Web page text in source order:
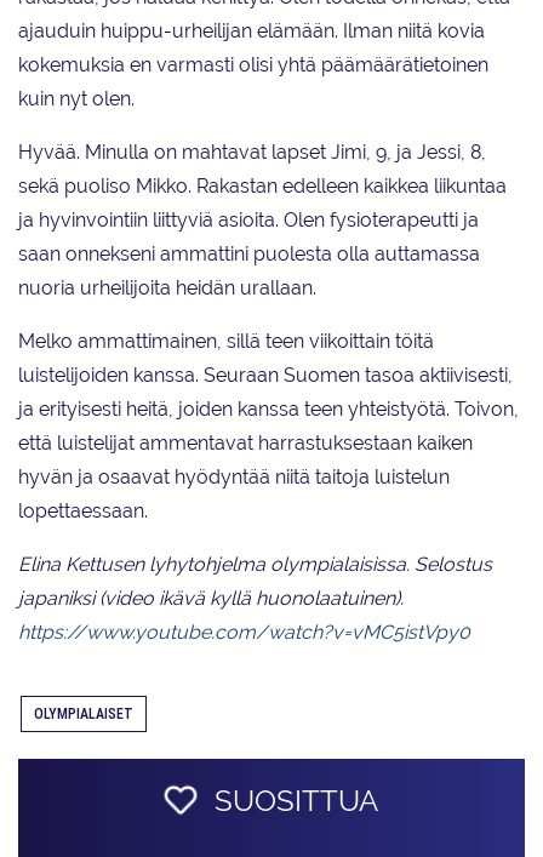
ajauduin huippu-urheilijan elämään. Ilman niitä kovia
kokemuksia en varmasti olisi yhtä päämäärätietoinen
kuin nyt olen.
Hyvää. Minulla on mahtavat lapset Jimi, 9, ja Jessi, 8,
sekä puoliso Mikko. Rakastan edelleen kaikkea liikuntaa
ja hyvinvointiin liittyviä asioita. Olen fysioterapeutti ja
saan onnekseni ammattini puolesta olla auttamassa
nuoria urheilijoita heidän urallaan.
Melko ammattimainen, sillä teen viikoittain töitä
luistelijoiden kanssa. Seuraan Suomen tasoa aktiivisesti,
ja erityisesti heitä, joiden kanssa teen yhteistyötä. Toivon,
että luistelijat ammentavat harrastuksestaan kaiken
hyvän ja osaavat hyödyntää niitä taitoja luistelun
lopettaessaan.
Elina Kettusen lyhytohjelma olympialaisissa. Selostus
japaniksi (video ikävä kyllä huonolaatuinen).
https://www.youtube.com/watch?v=vMC5istVpy0
OLYMPIALAISET
SUOSITTUA